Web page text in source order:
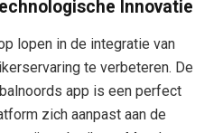
Innovatie
lopen in de integratie van
te verbeteren. De
app is een perfect
zich aanpast aan de